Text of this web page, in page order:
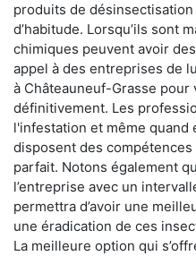
produits de
d’habitude. Lorsqu’ils sont
chimiques peuvent avoir
appel à des entreprises de
à Châteauneuf-Grasse pour
définitivement. Les
l'infestation et même quand
disposent des
parfait. Notons également
l’entreprise avec un
permettra d’avoir une
une éradication de ces
La meilleure option qui